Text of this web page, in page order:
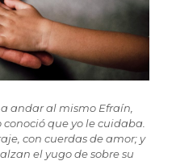
andar al mismo Efraín,
que yo le cuidaba.
con cuerdas de amor; y
el yugo de sobre su